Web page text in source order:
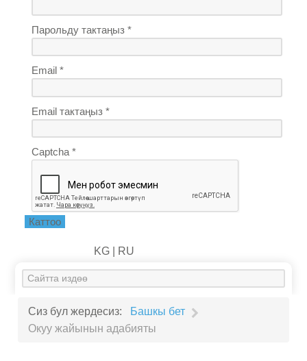
Парольду тактаңыз *
Email *
Email тактаңыз *
Captcha *
Каттоо
KG | RU
Искать...
Сиз бул жердесиз:
Башкы бет
Окуу жайынын адабияты